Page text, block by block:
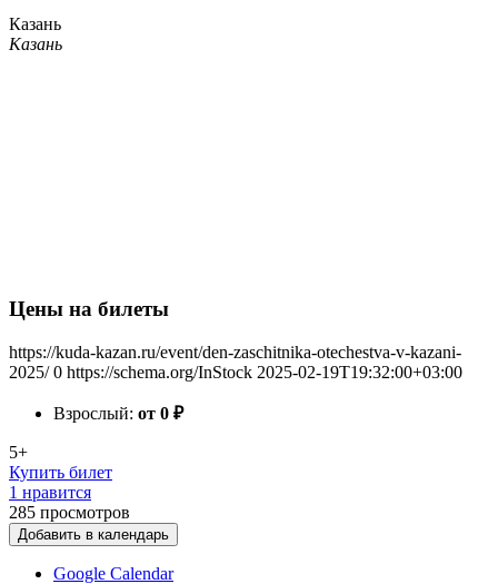
Казань
Казань
Цены на билеты
https://kuda-kazan.ru/event/den-zaschitnika-otechestva-v-kazani-
2025/ 0 https://schema.org/InStock 2025-02-19T19:32:00+03:00
Взрослый: от 0 ₽
5+
Купить билет
1 нравится
285 просмотров
Добавить в календарь
Google Calendar